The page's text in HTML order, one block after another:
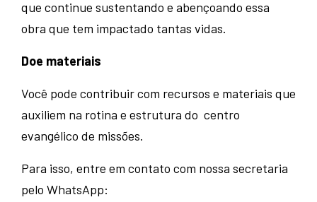
que continue sustentando e abençoando essa
obra que tem impactado tantas vidas.
Doe materiais
Você pode contribuir com recursos e materiais que
auxiliem na rotina e estrutura do centro
evangélico de missões.
Para isso, entre em contato com nossa secretaria
pelo WhatsApp: